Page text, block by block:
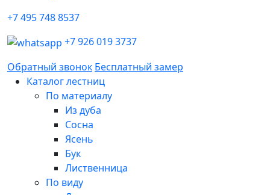
+7 495 748 8537
+7 926 019 3737
Обратный звонок Бесплатный замер
Каталог лестниц
По материалу
Из дуба
Сосна
Ясень
Бук
Лиственница
По виду